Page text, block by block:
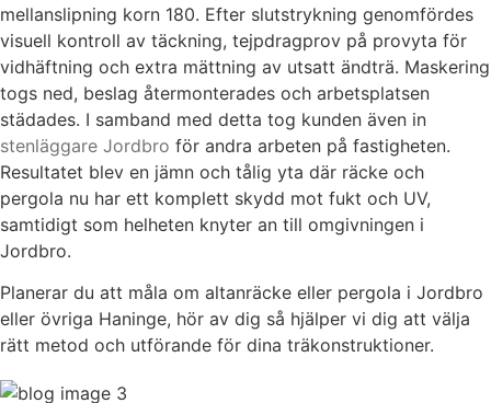
mellanslipning korn 180. Efter slutstrykning genomfördes
visuell kontroll av täckning, tejpdragprov på provyta för
vidhäftning och extra mättning av utsatt ändträ. Maskering
togs ned, beslag återmonterades och arbetsplatsen
städades. I samband med detta tog kunden även in
stenläggare Jordbro för andra arbeten på fastigheten.
Resultatet blev en jämn och tålig yta där räcke och
pergola nu har ett komplett skydd mot fukt och UV,
samtidigt som helheten knyter an till omgivningen i
Jordbro.
Planerar du att måla om altanräcke eller pergola i Jordbro
eller övriga Haninge, hör av dig så hjälper vi dig att välja
rätt metod och utförande för dina träkonstruktioner.